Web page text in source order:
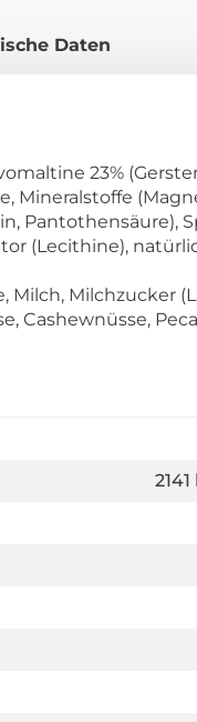
Daten
23%
Mineralstoffe
Pantothensäure),
(Lecithine),
Milchzucker
Cashewnüsse,